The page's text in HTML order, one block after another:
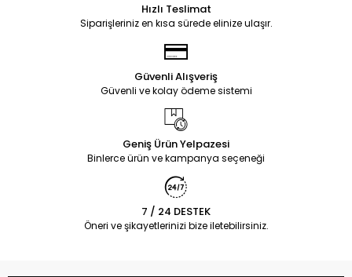
Hızlı Teslimat
Siparişleriniz en kısa sürede elinize ulaşır.
Güvenli Alışveriş
Güvenli ve kolay ödeme sistemi
Geniş Ürün Yelpazesi
Binlerce ürün ve kampanya seçeneği
7 / 24 DESTEK
Öneri ve şikayetlerinizi bize iletebilirsiniz.